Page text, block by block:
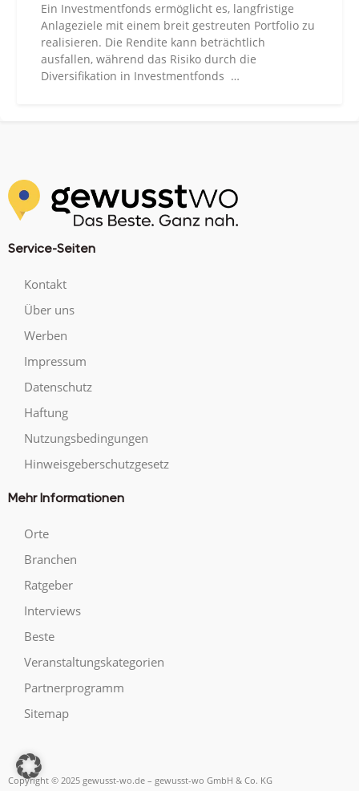
Ein Investmentfonds ermöglicht es, langfristige
Anlageziele mit einem breit gestreuten Portfolio zu
realisieren. Die Rendite kann beträchtlich
ausfallen, während das Risiko durch die
Diversifikation in Investmentfonds …
Service-Seiten
Kontakt
Über uns
Werben
Impressum
Datenschutz
Haftung
Nutzungsbedingungen
Hinweisgeberschutzgesetz
Mehr Informationen
Orte
Branchen
Ratgeber
Interviews
Beste
Veranstaltungskategorien
Partnerprogramm
Sitemap
Copyright © 2025 gewusst-wo.de – gewusst-wo GmbH & Co. KG